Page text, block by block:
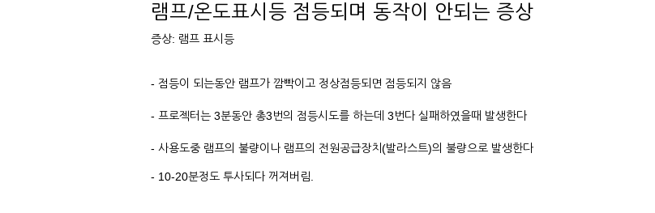
램프/온도표시등 점등되며 동작이 안되는 증상
증상: 램프 표시등
- 점등이 되는동안 램프가 깜빡이고 정상점등되면 점등되지 않음
- 프로젝터는 3분동안 총3번의 점등시도를 하는데 3번다 실패하였을때 발생한다
- 사용도중 램프의 불량이나 램프의 전원공급장치(발라스트)의 불량으로 발생한다
- 10-20분정도 투사되다 꺼져버림.